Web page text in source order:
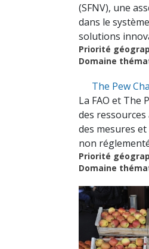
(SFNV), une
dans le
solutions
Priorité
Domaine
The Pew
La FAO et
des
des mesures
non
Priorité
Domaine